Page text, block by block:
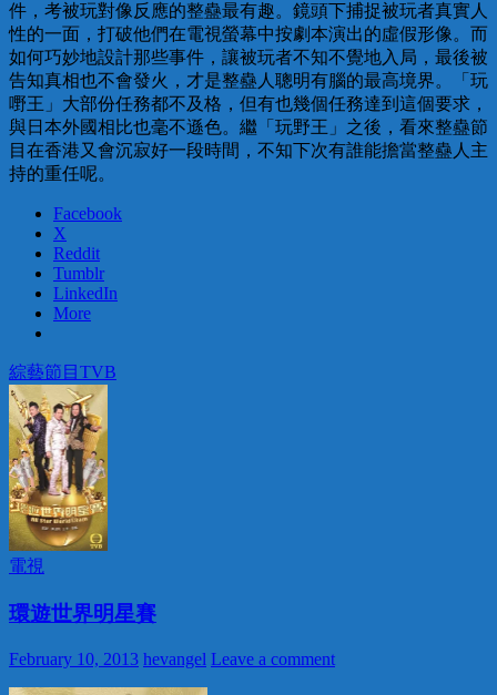
件，考被玩對像反應的整蠱最有趣。鏡頭下捕捉被玩者真實人
性的一面，打破他們在電視螢幕中按劇本演出的虛假形像。而
如何巧妙地設計那些事件，讓被玩者不知不覺地入局，最後被
告知真相也不會發火，才是整蠱人聰明有腦的最高境界。「玩
嘢王」大部份任務都不及格，但有也幾個任務達到這個要求，
與日本外國相比也毫不遜色。繼「玩野王」之後，看來整蠱節
目在香港又會沉寂好一段時間，不知下次有誰能擔當整蠱人主
持的重任呢。
Facebook
X
Reddit
Tumblr
LinkedIn
More
綜藝節目 TVB
電視
環遊世界明星賽
February 10, 2013 hevangel Leave a comment